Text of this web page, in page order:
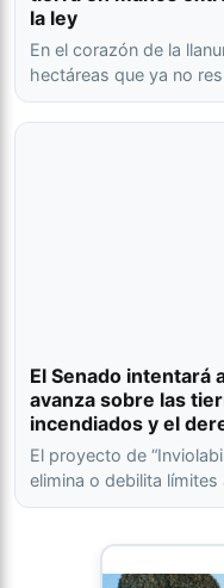
la ley
En el corazón de la
hectáreas que ya no
El Senado intentará
avanza sobre las
incendiados y el
El proyecto de
elimina o debilita